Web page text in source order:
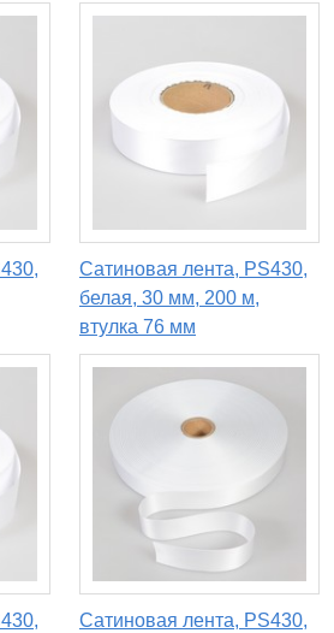
Сатиновая лента, PS430,
белая, 30 мм, 200 м,
втулка 76 мм
Сатиновая лента, PS430,